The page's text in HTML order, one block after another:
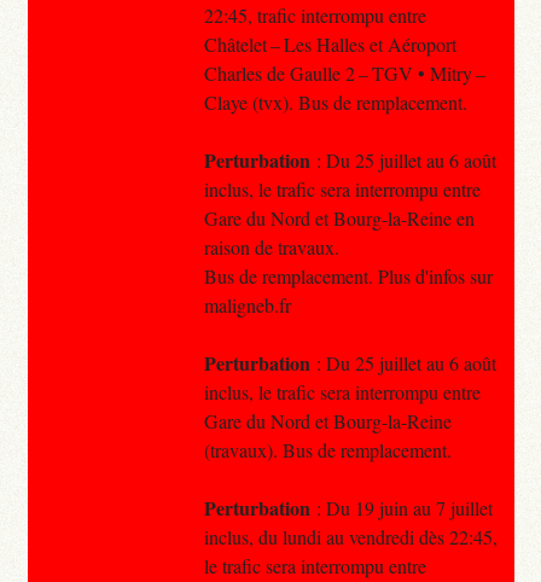
22:45, trafic interrompu entre
Châtelet – Les Halles et Aéroport
Charles de Gaulle 2 – TGV • Mitry –
Claye (tvx). Bus de remplacement.
Perturbation : Du 25 juillet au 6 août
inclus, le trafic sera interrompu entre
Gare du Nord et Bourg-la-Reine en
raison de travaux.
Bus de remplacement. Plus d'infos sur
maligneb.fr
Perturbation : Du 25 juillet au 6 août
inclus, le trafic sera interrompu entre
Gare du Nord et Bourg-la-Reine
(travaux). Bus de remplacement.
Perturbation : Du 19 juin au 7 juillet
inclus, du lundi au vendredi dès 22:45,
le trafic sera interrompu entre